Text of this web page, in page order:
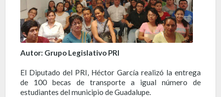
Autor: Grupo Legislativo PRI
El Diputado del PRI, Héctor García realizó la entrega
de 100 becas de transporte a igual número de
estudiantes del municipio de Guadalupe.